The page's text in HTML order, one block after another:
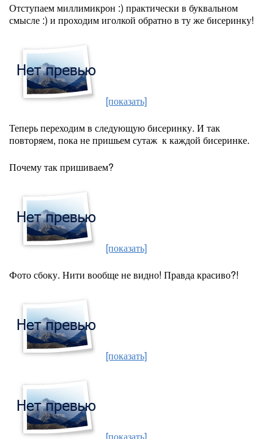
Отступаем миллимикрон :) практически в буквальном
смысле :) и проходим иголкой обратно в ту же бисеринку!
[показать]
Теперь переходим в следующую бисеринку. И так
повторяем, пока не пришьем сутаж к каждой бисеринке.
Почему так пришиваем?
[показать]
Фото сбоку. Нити вообще не видно! Правда красиво?!
[показать]